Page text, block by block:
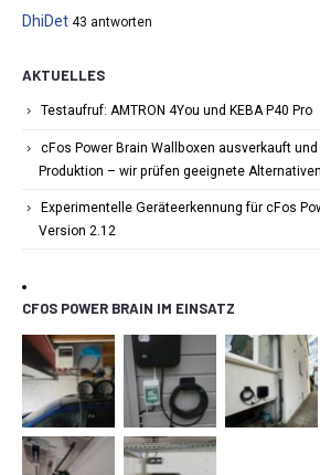
DhiDet 43 antworten
AKTUELLES
Testaufruf: AMTRON 4You und KEBA P40 Pro
cFos Power Brain Wallboxen ausverkauft
Produktion – wir prüfen geeignete Alternativen
Experimentelle Geräteerkennung für cFos
Version 2.12
CFOS POWER BRAIN IM EINSATZ